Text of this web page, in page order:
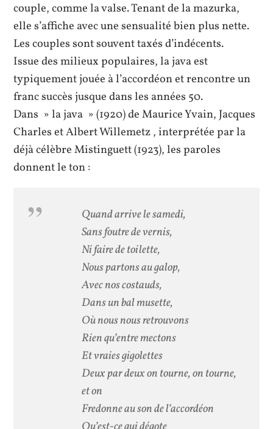
couple, comme la valse. Tenant de la mazurka,
elle s’affiche avec une sensualité bien plus nette.
Les couples sont souvent taxés d’indécents.
Issue des milieux populaires, la java est
typiquement jouée à l’accordéon et rencontre un
franc succès jusque dans les années 50.
Dans » la java » (1920) de Maurice Yvain, Jacques
Charles et Albert Willemetz , interprétée par la
déjà célèbre Mistinguett (1923), les paroles
donnent le ton :
Quand arrive le samedi,
Sans foutre de vernis,
Ni faire de toilette,
Nous partons au galop,
Avec nos costauds,
Dans un bal musette,
Où nous nous retrouvons
Rien qu’entre mectons
Et vraies gigolettes
Deux par deux on tourne, on tourne,
et on
Fredonne au son de l’accordéon